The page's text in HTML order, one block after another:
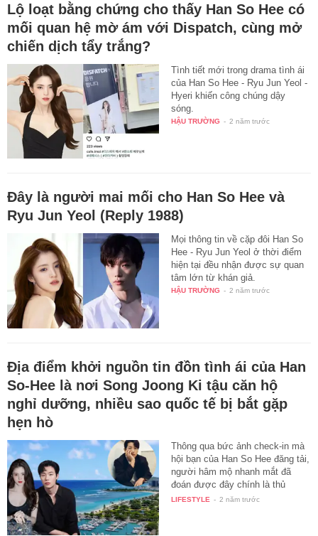
Lộ loạt bằng chứng cho thấy Han So Hee có
mối quan hệ mờ ám với Dispatch, cùng mở
chiến dịch tẩy trắng?
Tình tiết mới trong drama tình ái
của Han So Hee - Ryu Jun Yeol -
Hyeri khiến công chúng dậy
sóng.
HẬU TRƯỜNG - 2 năm trước
Đây là người mai mối cho Han So Hee và
Ryu Jun Yeol (Reply 1988)
Mọi thông tin về cặp đôi Han So
Hee - Ryu Jun Yeol ở thời điểm
hiện tại đều nhận được sự quan
tâm lớn từ khán giả.
HẬU TRƯỜNG - 2 năm trước
Địa điểm khởi nguồn tin đồn tình ái của Han
So-Hee là nơi Song Joong Ki tậu căn hộ
nghỉ dưỡng, nhiều sao quốc tế bị bắt gặp
hẹn hò
Thông qua bức ảnh check-in mà
hội bạn của Han So Hee đăng tải,
người hâm mộ nhanh mắt đã
đoán được đây chính là thủ
phủ…
LIFESTYLE - 2 năm trước